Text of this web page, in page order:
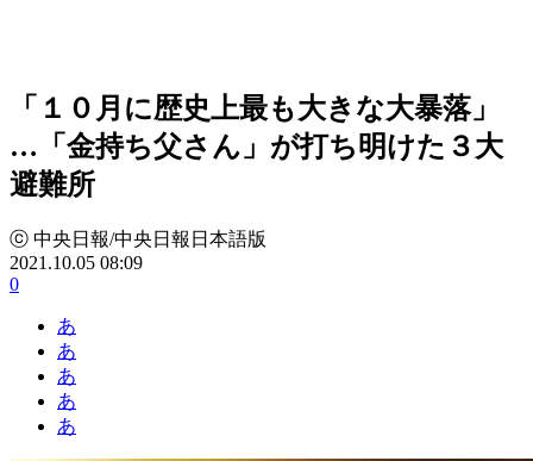
「１０月に歴史上最も大きな大暴落」
…「金持ち父さん」が打ち明けた３大
避難所
ⓒ 中央日報/中央日報日本語版
2021.10.05 08:09
0
あ
あ
あ
あ
あ